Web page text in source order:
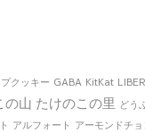
クッキー GABA KitKat
の山 たけのこの里 どう
アルフォート アーモンドチョ